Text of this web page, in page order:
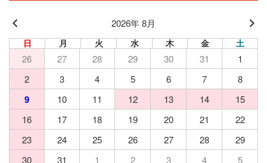
2026年 8月
日 月 火 水 木 金 土
26 27 28 29 30 31
1
2
3 4 5 6 7 8
9 10 11 12 13 14
15
16
17 18 19 20 21
22
23
24 25 26 27 28
29
30
31 1 2 3 4 5